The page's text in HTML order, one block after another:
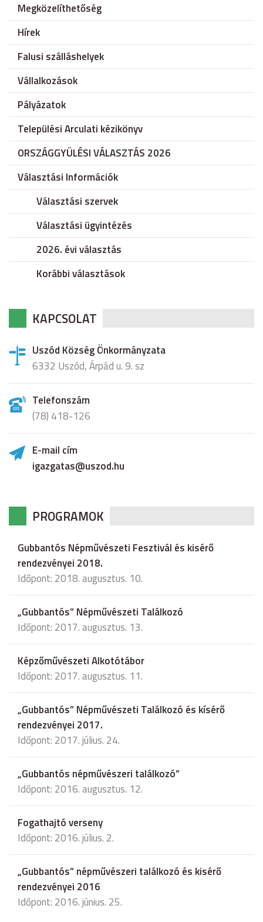
Megközelíthetőség
Hírek
Falusi szálláshelyek
Vállalkozások
Pályázatok
Települési Arculati kézikönyv
ORSZÁGGYÜLÉSI VÁLASZTÁS 2026
Választási Információk
Választási szervek
Választási ügyintézés
2026. évi választás
Korábbi választások
KAPCSOLAT
Uszód Község Önkormányzata
6332 Uszód, Árpád u. 9. sz
Telefonszám
(78) 418-126
E-mail cím
igazgatas@uszod.hu
PROGRAMOK
Gubbantós Népművészeti Fesztivál és kisérő
rendezvényei 2018.
Időpont: 2018. augusztus. 10.
„Gubbantós” Népművészeti Találkozó
Időpont: 2017. augusztus. 13.
Képzőművészeti Alkotótábor
Időpont: 2017. augusztus. 11.
„Gubbantós” Népművészeti Találkozó és kísérő
rendezvényei 2017.
Időpont: 2017. július. 24.
„Gubbantós népművészeri találkozó”
Időpont: 2016. augusztus. 12.
Fogathajtó verseny
Időpont: 2016. július. 2.
„Gubbantós” népművészeri találkozó és kisérő
rendezvényei 2016
Időpont: 2016. június. 25.